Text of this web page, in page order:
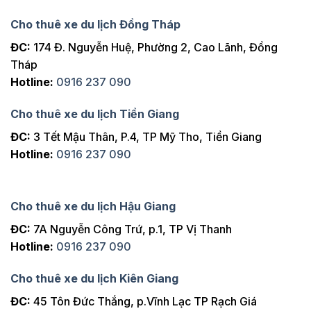
Cho thuê xe du lịch Đồng Tháp
ĐC: 174 Đ. Nguyễn Huệ, Phường 2, Cao Lãnh, Đồng
Tháp
Hotline: 0916 237 090
Cho thuê xe du lịch Tiền Giang
ĐC: 3 Tết Mậu Thân, P.4, TP Mỹ Tho, Tiền Giang
Hotline: 0916 237 090
Cho thuê xe du lịch Hậu Giang
ĐC: 7A Nguyễn Công Trứ, p.1, TP Vị Thanh
Hotline: 0916 237 090
Cho thuê xe du lịch Kiên Giang
ĐC: 45 Tôn Đức Thắng, p.Vĩnh Lạc TP Rạch Giá